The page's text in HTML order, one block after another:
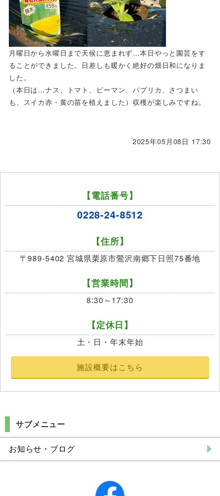
月曜日から水曜日まで天候に恵まれず…本日やっと園芸をす
ることができました。日差しも暖かく絶好の畑日和になりま
した。
（本日は…ナス、トマト、ピーマン、パプリカ、さつまい
も、スイカ赤・黄の苗を植えました）収穫が楽しみですね。
2025年05月08日 17:30
【電話番号】
0228-24-8512
【住所】
〒989-5402 宮城県栗原市鶯沢南郷下日照75番地
【営業時間】
8:30～17:30
【定休日】
土・日・年末年始
施設概要はこちら
サブメニュー
お知らせ・ブログ